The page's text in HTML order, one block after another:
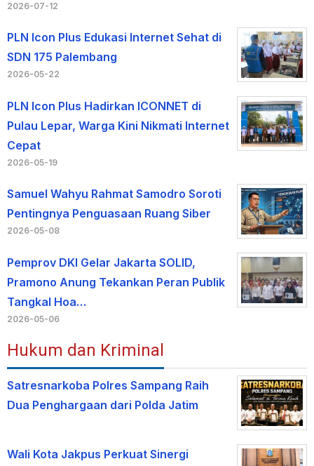
2026-07-12
PLN Icon Plus Edukasi Internet Sehat di
SDN 175 Palembang
2026-05-22
PLN Icon Plus Hadirkan ICONNET di
Pulau Lepar, Warga Kini Nikmati Internet
Cepat
2026-05-19
Samuel Wahyu Rahmat Samodro Soroti
Pentingnya Penguasaan Ruang Siber
2026-05-08
Pemprov DKI Gelar Jakarta SOLID,
Pramono Anung Tekankan Peran Publik
Tangkal Hoa…
2026-05-06
Hukum dan Kriminal
Satresnarkoba Polres Sampang Raih
Dua Penghargaan dari Polda Jatim
Wali Kota Jakpus Perkuat Sinergi